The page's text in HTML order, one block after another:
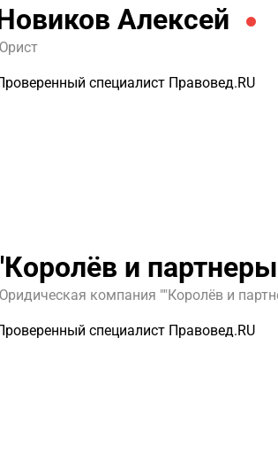
Алексей
специалист Правовед.RU
и
компания ""Королёв и
специалист Правовед.RU